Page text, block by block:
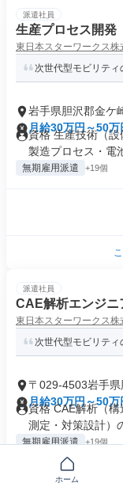
派遣社員
生産プロセス開発
東日本スターワークス株
次世代型モビリテ
岩手県胆沢郡金ケ
月給30万円～50万
資格 生産技術（
製造プロセス・電
無期雇用派遣 +19個
派遣社員
CAE解析エンジニ
東日本スターワークス株
次世代型モビリテ
〒029-4503岩手
月給30万円～50万
資格 CAE解析（
測定・対策設計）
無期雇用派遣 +19個
ホーム